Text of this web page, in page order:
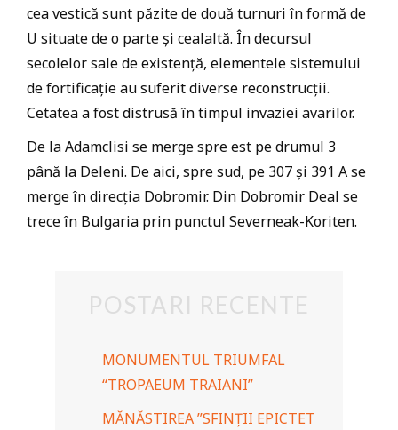
cea vestică sunt păzite de două turnuri în formă de
U situate de o parte și cealaltă. În decursul
secolelor sale de existență, elementele sistemului
de fortificație au suferit diverse reconstrucții.
Cetatea a fost distrusă în timpul invaziei avarilor.
De la Adamclisi se merge spre est pe drumul 3
până la Deleni. De aici, spre sud, pe 307 și 391 A se
merge în direcția Dobromir. Din Dobromir Deal se
trece în Bulgaria prin punctul Severneak-Koriten.
POSTARI RECENTE
MONUMENTUL TRIUMFAL
“TROPAEUM TRAIANI”
MĂNĂSTIREA ”SFINȚII EPICTET